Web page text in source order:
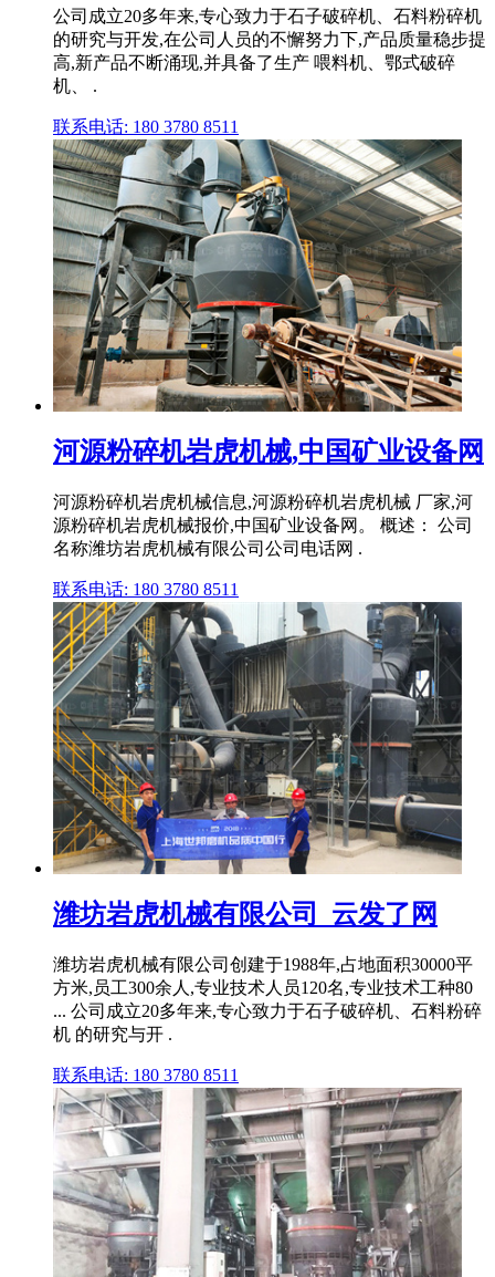
公司成立20多年来,专心致力于石子破碎机、石料粉碎机
的研究与开发,在公司人员的不懈努力下,产品质量稳步提
高,新产品不断涌现,并具备了生产 喂料机、鄂式破碎
机、 .
联系电话: 180 3780 8511
河源粉碎机岩虎机械,中国矿业设备网
河源粉碎机岩虎机械信息,河源粉碎机岩虎机械 厂家,河
源粉碎机岩虎机械报价,中国矿业设备网。 概述： 公司
名称潍坊岩虎机械有限公司公司电话网 .
联系电话: 180 3780 8511
潍坊岩虎机械有限公司_云发了网
潍坊岩虎机械有限公司创建于1988年,占地面积30000平
方米,员工300余人,专业技术人员120名,专业技术工种80
... 公司成立20多年来,专心致力于石子破碎机、石料粉碎
机 的研究与开 .
联系电话: 180 3780 8511